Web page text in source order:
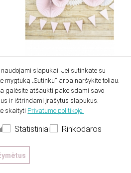
Vėliavėlių girlianda,
rausva su auksu (3 m)
6.20€
slapukai. Jei sutinkate su
mygtuką „Sutinku“ arba naršykite toliau.
galėsite atšaukti pakeisdami savo
ir ištrindami įrašytus slapukus.
skaityti Privatumo politikoje.
Statistiniai Rinkodaros